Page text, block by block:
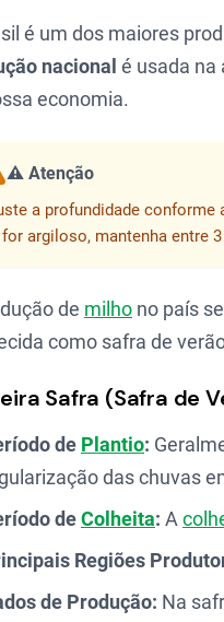
é um dos maiores
nacional é usada na
economia.
⚠️ Atenção
a profundidade conforme
argiloso, mantenha entre
de milho no país
como safra de
Safra (Safra de
de Plantio:
das chuvas
deColheita: A
Regiões
de Produção: Na